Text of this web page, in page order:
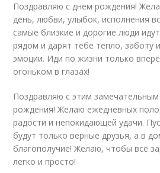
Поздравляю с днем рождения!
день, любви, улыбок, исполнения
самые близкие и дорогие люди
рядом и дарят тебе тепло, заботу
эмоции. Иди по жизни только
огоньком в глазах!
Поздравляю с этим
рождения! Желаю ежедневных
радости и непокидающей удачи.
будут только верные друзья, а в
благополучие! Желаю, чтобы всё
легко и просто!